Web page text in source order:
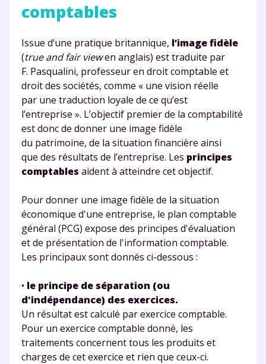
comptables
Issue d’une pratique britannique, l’image fidèle
(true and fair viewen anglais) est traduite par
F. Pasqualini, professeur en droit comptable et
droit des sociétés, comme « une vision réelle
par une traduction loyale de ce qu’est
l’entreprise ». L’objectif premier de la comptabilité
est donc de donner une image fidèle
du patrimoine, de la situation financière ainsi
que des résultats de l’entreprise. Les principes
comptables aident à atteindre cet objectif.
Pour donner une image fidèle de la situation
économique d'une entreprise, le plan comptable
général (PCG) expose des principes d'évaluation
et de présentation de l'information comptable.
Les principaux sont donnés ci-dessous :
• le principe de séparation (ou
d'indépendance) des exercices.
Un résultat est calculé par exercice comptable.
Pour un exercice comptable donné, les
traitements concernent tous les produits et
charges de cet exercice et rien que ceux-ci.